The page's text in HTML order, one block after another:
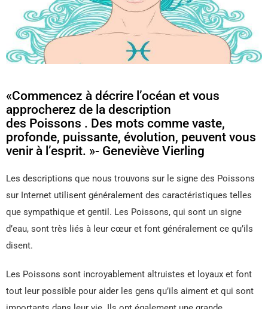
«Commencez à décrire l’océan et vous
approcherez de la description
des Poissons . Des mots comme vaste,
profonde, puissante, évolution, peuvent vous
venir à l’esprit. »- Geneviève Vierling
Les descriptions que nous trouvons sur le signe des Poissons
sur Internet utilisent généralement des caractéristiques telles
que sympathique et gentil. Les Poissons, qui sont un signe
d’eau, sont très liés à leur cœur et font généralement ce qu’ils
disent.
Les Poissons sont incroyablement altruistes et loyaux et font
tout leur possible pour aider les gens qu’ils aiment et qui sont